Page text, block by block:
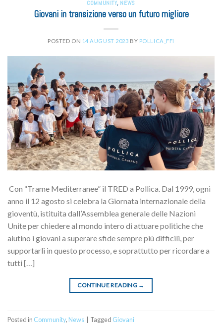
COMMUNITY, NEWS
Giovani in transizione verso un futuro migliore
POSTED ON 14 AUGUST 2023 BY POLLICA_FFI
Con “Trame Mediterranee” il TRED a Pollica. Dal 1999, ogni
anno il 12 agosto si celebra la Giornata internazionale della
gioventù, istituita dall’Assemblea generale delle Nazioni
Unite per chiedere al mondo intero di attuare politiche che
aiutino i giovani a superare sfide sempre più difficili, per
supportarli in questo processo, e soprattutto per ricordare a
tutti […]
CONTINUE READING →
Posted in Community, News Tagged Giovani